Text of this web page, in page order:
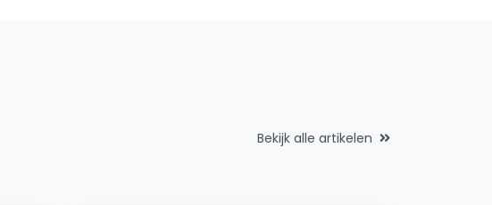
Bekijk alle artikelen